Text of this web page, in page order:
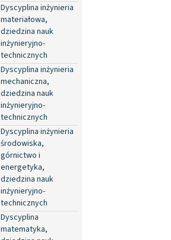
Dyscyplina inżynieria
materiałowa,
dziedzina nauk
inżynieryjno-
technicznych
Dyscyplina inżynieria
mechaniczna,
dziedzina nauk
inżynieryjno-
technicznych
Dyscyplina inżynieria
środowiska,
górnictwo i
energetyka,
dziedzina nauk
inżynieryjno-
technicznych
Dyscyplina
matematyka,